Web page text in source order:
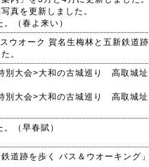
真を更新しました。
（春よ来い）
ウオーク 賀名生梅林と五新鉄道
。
別大会>大和の古城巡り 高取城
別大会>大和の古城巡り 高取城
（早春賦）
鉄道跡を歩く バス＆ウオーキング